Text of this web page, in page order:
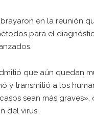
en la reunión
para el
que aún quedan
y transmitió a los
sean más
del virus.